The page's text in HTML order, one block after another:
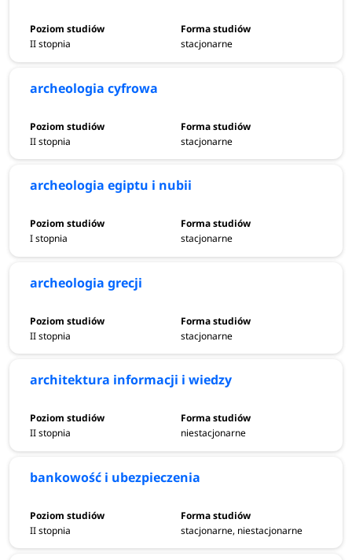
II stopnia stacjonarne
archeologia cyfrowa
II stopnia stacjonarne
archeologia egiptu i nubii
I stopnia stacjonarne
archeologia grecji
II stopnia stacjonarne
architektura informacji i wiedzy
II stopnia niestacjonarne
bankowość i ubezpieczenia
II stopnia stacjonarne, niestacjonarne